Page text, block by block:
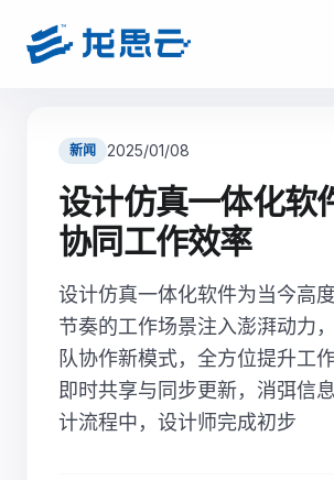
新闻 2025/01/08
设计仿真一体化软
协同工作效率
设计仿真一体化软件为当今高
节奏的工作场景注入澎湃动力
队协作新模式，全方位提升工
即时共享与同步更新，消弭信
计流程中，设计师完成初步